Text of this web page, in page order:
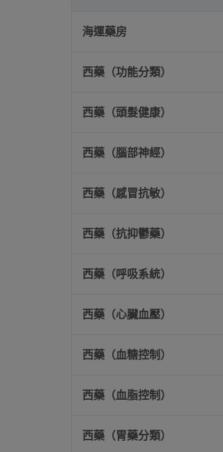
海運藥房
西藥（功能分類）
西藥（頭髮健康）
西藥（腦部神經）
西藥（感冒抗敏）
西藥（抗抑鬱藥）
西藥（呼吸系統）
西藥（心臟血壓）
西藥（血糖控制）
西藥（血脂控制）
西藥（胃藥分類）